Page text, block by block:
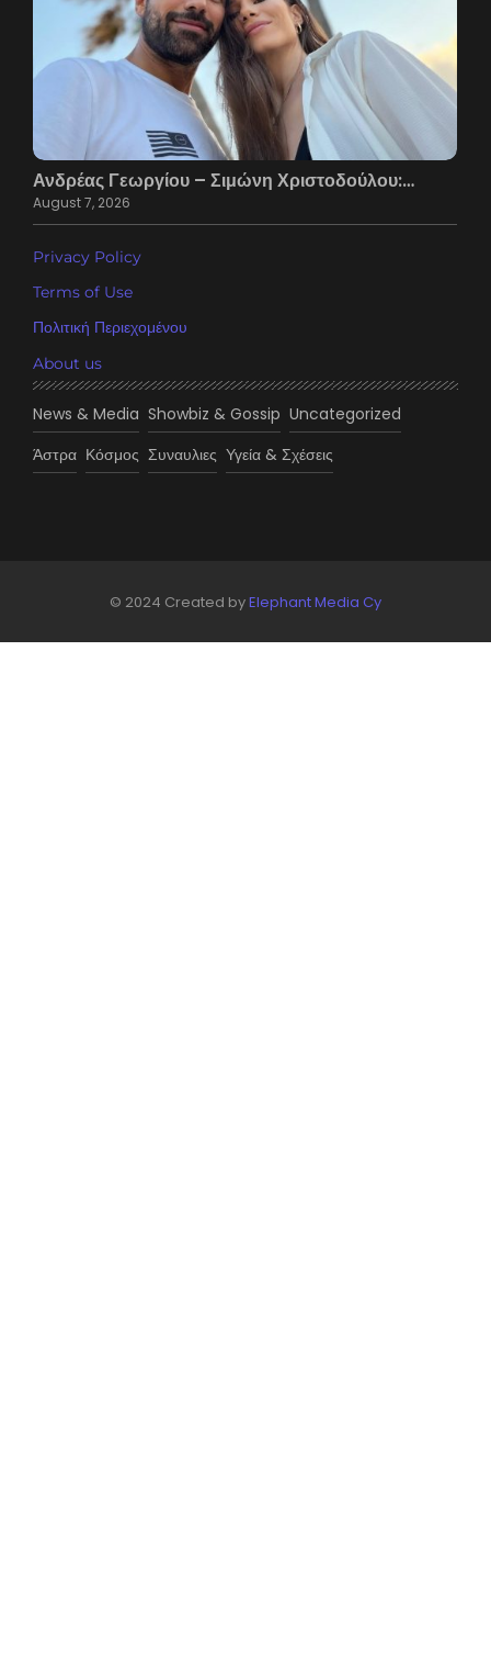
Ανδρέας Γεωργίου – Σιμώνη Χριστοδούλου:…
August 7, 2026
Privacy Policy
Terms of Use
Πολιτική Περιεχομένου
About us
News & Media Showbiz & Gossip Uncategorized
Άστρα Κόσμος Συναυλιες Υγεία & Σχέσεις
© 2024 Created byElephant Media Cy